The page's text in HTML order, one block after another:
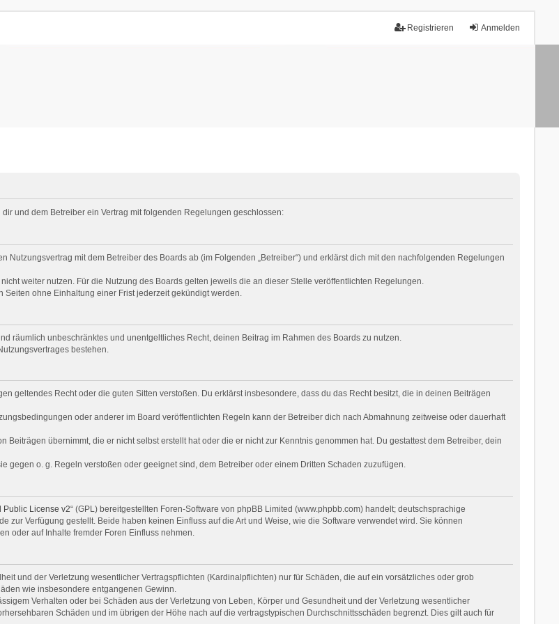
Anmelden
Registrieren
dir und dem Betreiber ein Vertrag mit folgenden Regelungen geschlossen:
Nutzungsvertrag mit dem Betreiber des Boards ab (im Folgenden „Betreiber“) und erklärst dich mit den nachfolgenden Regelungen
weiter nutzen. Für die Nutzung des Boards gelten jeweils die an dieser Stelle veröffentlichten Regelungen.
ohne Einhaltung einer Frist jederzeit gekündigt werden.
räumlich unbeschränktes und unentgeltliches Recht, deinen Beitrag im Rahmen des Boards zu nutzen.
bestehen.
geltendes Recht oder die guten Sitten verstoßen. Du erklärst insbesondere, dass du das Recht besitzt, die in deinen Beiträgen
oder anderer im Board veröffentlichten Regeln kann der Betreiber dich nach Abmahnung zeitweise oder dauerhaft
Beiträgen übernimmt, die er nicht selbst erstellt hat oder die er nicht zur Kenntnis genommen hat. Du gestattest dem Betreiber, dein
gegen o. g. Regeln verstoßen oder geeignet sind, dem Betreiber oder einem Dritten Schaden zuzufügen.
Public License v2“ (GPL) bereitgestellten Foren-Software von phpBB Limited (www.phpbb.com) handelt; deutschsprachige
zur Verfügung gestellt. Beide haben keinen Einfluss auf die Art und Weise, wie die Software verwendet wird. Sie können
oder auf Inhalte fremder Foren Einfluss nehmen.
und der Verletzung wesentlicher Vertragspflichten (Kardinalpflichten) nur für Schäden, die auf ein vorsätzliches oder grob
wie insbesondere entgangenen Gewinn.
Verhalten oder bei Schäden aus der Verletzung von Leben, Körper und Gesundheit und der Verletzung wesentlicher
Schäden und im übrigen der Höhe nach auf die vertragstypischen Durchschnittsschäden begrenzt. Dies gilt auch für